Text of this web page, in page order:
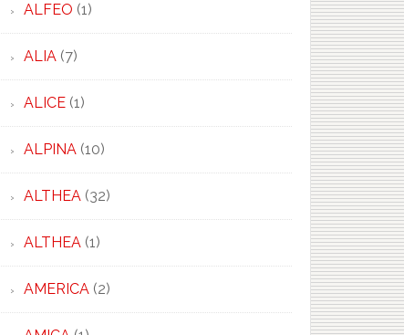
ALFEO(1)
ALIA(7)
ALICE(1)
ALPINA(10)
ALTHEA(32)
ALTHEA(1)
AMERICA(2)